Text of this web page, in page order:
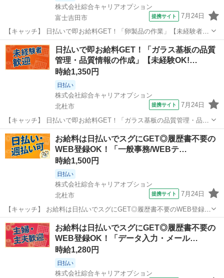
株式会社綜合キャリアオプション
富士吉田市
提携サイト 7月24日
【キャッチ】 日払いで即お給料GET！「卵製品の作業」【未経験者カ
ンゲイ♪】女性が多めの職場♪残業ほぼナシ!落ち着く少人数の職場!高時
給1300円！ 【コメント】 製造のお仕事をお探しの方必見！ 「経験な
いけど大丈夫かな...
山梨 富士吉田市 一般事務
日払いで即お給料GET！「ガラス基板の品質
管理・品質情報の作成」【未経験OK!…
時給1,350円
日払い
株式会社綜合キャリアオプション
北杜市
提携サイト 7月24日
【キャッチ】 日払いで即お給料GET！「ガラス基板の品質管理・品質
情報の作成」【未経験OK!】土日祝休み!モノ足りない方に・残業20H
未満♪高時給1350円！ 【コメント】 製造のお仕事が豊富★未経験で働
いてみたい方も大歓...
山梨 北杜市 一般事務
お給料は日払いでスグにGET◎履歴書不要の
WEB登録OK！「一般事務/WEBテ…
時給1,500円
日払い
株式会社綜合キャリアオプション
北杜市
提携サイト 7月24日
【キャッチ】 お給料は日払いでスグにGET◎履歴書不要のWEB登録
OK！「一般事務/WEBテスト進行管理」高時給1500円！小淵沢周辺！
20代～40代のスタッフが多数活躍中★ 【コメント】 製造のお仕事を
お探しの方必見！ ...
山梨 北杜市 一般事務
お給料は日払いでスグにGET◎履歴書不要の
WEB登録OK！「データ入力・メール…
時給1,280円
日払い
株式会社綜合キャリアオプション